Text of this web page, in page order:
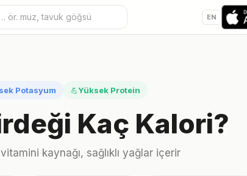
EN
Potasyum 💪Yüksek Protein
Kaç Kalori?
kaynağı, sağlıklı yağlar içerir